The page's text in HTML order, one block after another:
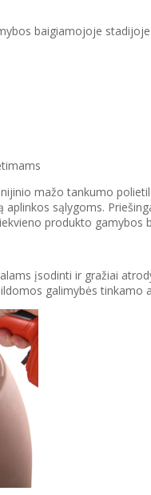
baigiamojoje stadijoje
mažo tankumo
sąlygoms.
produkto gamybos
įsodinti ir gražiai
galimybės tinkamo